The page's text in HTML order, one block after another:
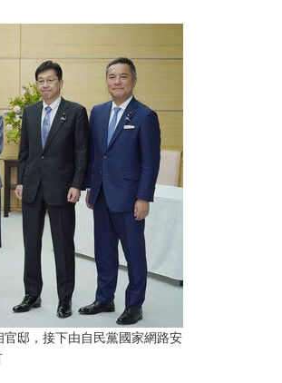
邸，接下由自民黨國家網路安